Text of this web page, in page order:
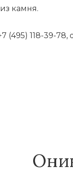
камня.
(495) 118-39-